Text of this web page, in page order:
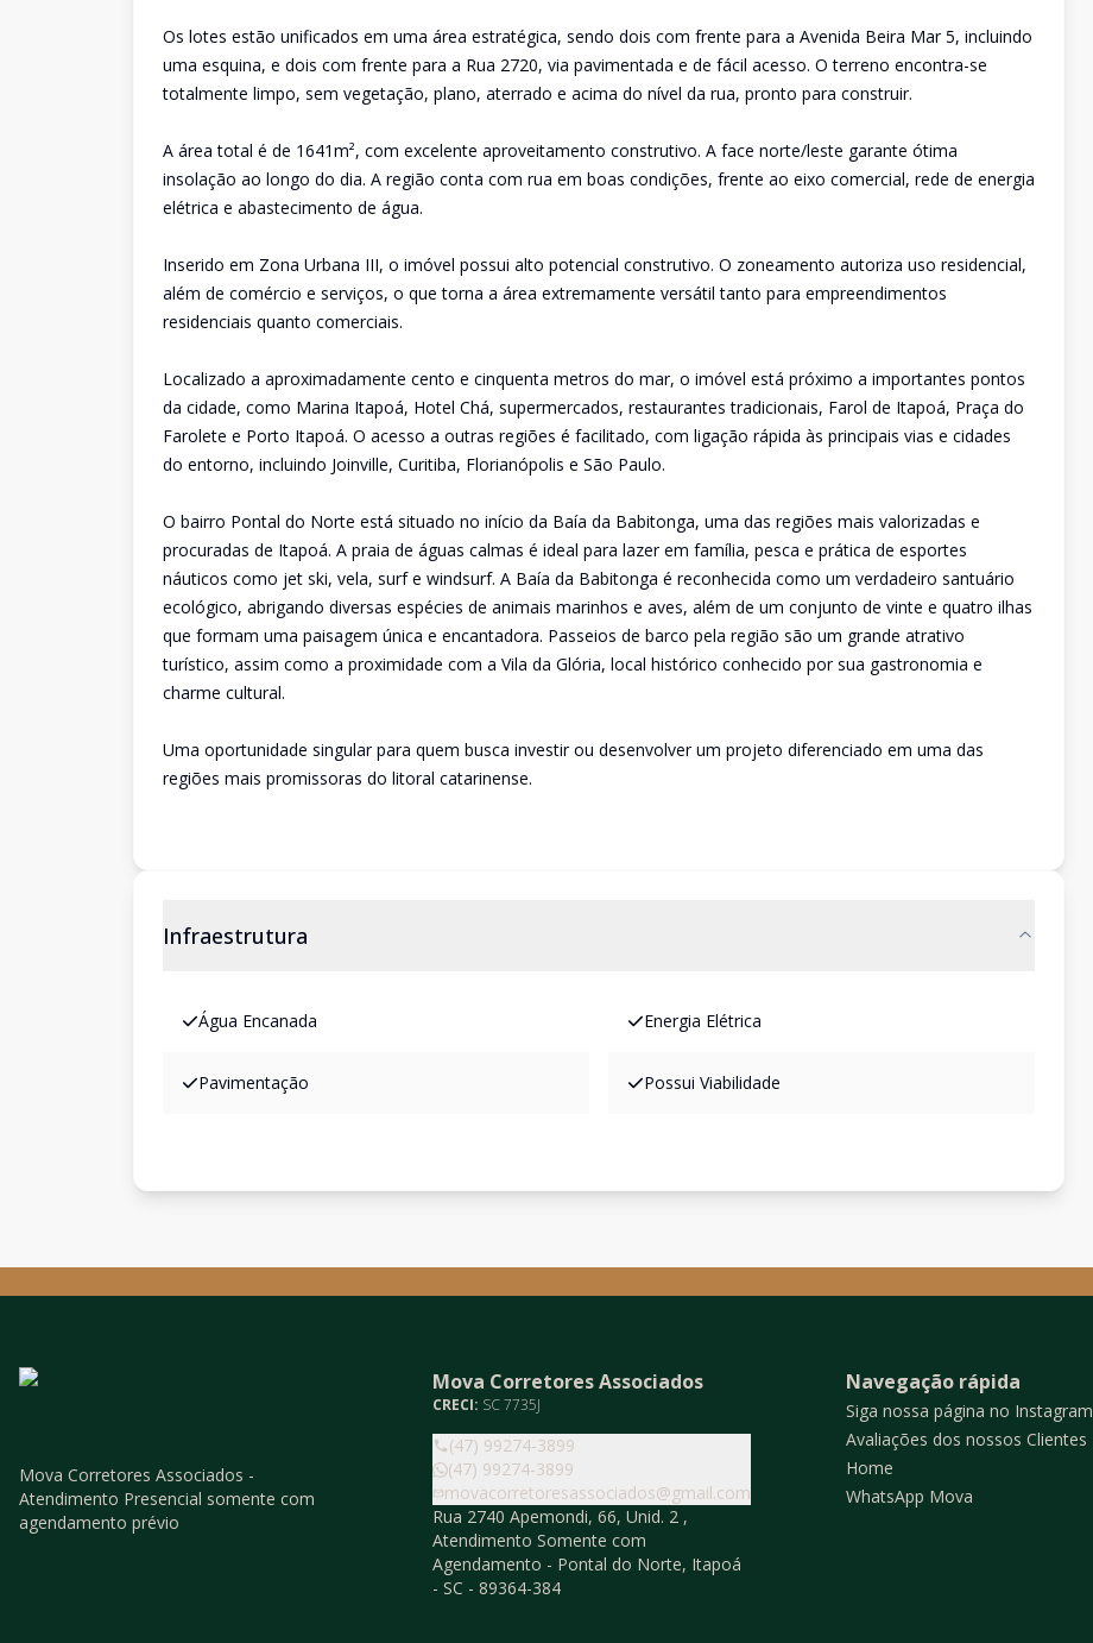
Os lotes estão unificados em uma área estratégica, sendo dois com frente para a Avenida Beira Mar 5, incluindo
uma esquina, e dois com frente para a Rua 2720, via pavimentada e de fácil acesso. O terreno encontra-se
totalmente limpo, sem vegetação, plano, aterrado e acima do nível da rua, pronto para construir.
A área total é de 1641m², com excelente aproveitamento construtivo. A face norte/leste garante ótima
insolação ao longo do dia. A região conta com rua em boas condições, frente ao eixo comercial, rede de energia
elétrica e abastecimento de água.
Inserido em Zona Urbana III, o imóvel possui alto potencial construtivo. O zoneamento autoriza uso residencial,
além de comércio e serviços, o que torna a área extremamente versátil tanto para empreendimentos
residenciais quanto comerciais.
Localizado a aproximadamente cento e cinquenta metros do mar, o imóvel está próximo a importantes pontos
da cidade, como Marina Itapoá, Hotel Chá, supermercados, restaurantes tradicionais, Farol de Itapoá, Praça do
Farolete e Porto Itapoá. O acesso a outras regiões é facilitado, com ligação rápida às principais vias e cidades
do entorno, incluindo Joinville, Curitiba, Florianópolis e São Paulo.
O bairro Pontal do Norte está situado no início da Baía da Babitonga, uma das regiões mais valorizadas e
procuradas de Itapoá. A praia de águas calmas é ideal para lazer em família, pesca e prática de esportes
náuticos como jet ski, vela, surf e windsurf. A Baía da Babitonga é reconhecida como um verdadeiro santuário
ecológico, abrigando diversas espécies de animais marinhos e aves, além de um conjunto de vinte e quatro ilhas
que formam uma paisagem única e encantadora. Passeios de barco pela região são um grande atrativo
turístico, assim como a proximidade com a Vila da Glória, local histórico conhecido por sua gastronomia e
charme cultural.
Uma oportunidade singular para quem busca investir ou desenvolver um projeto diferenciado em uma das
regiões mais promissoras do litoral catarinense.
Infraestrutura
Água Encanada Energia Elétrica
Pavimentação Possui Viabilidade
Mova Corretores Associados -
Atendimento Presencial somente com
agendamento prévio
Mova Corretores Associados
CRECI: SC 7735J
(47) 99274-3899
(47) 99274-3899
movacorretoresassociados@gmail.com
Rua 2740 Apemondi, 66, Unid. 2 ,
Atendimento Somente com
Agendamento - Pontal do Norte, Itapoá
- SC - 89364-384
Navegação rápida
Siga nossa página no Instagram
Avaliações dos nossos Clientes
Home
WhatsApp Mova